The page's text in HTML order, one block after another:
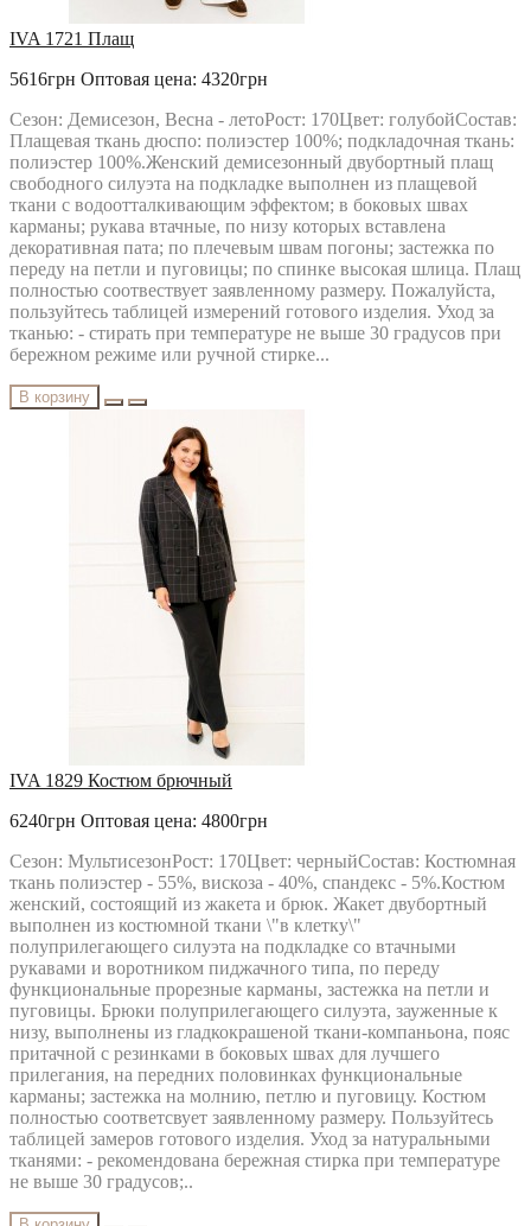
IVA 1721 Плащ
5616грн Оптовая цена: 4320грн
Сезон: Демисезон, Весна - летоРост: 170Цвет: голубойСостав:
Плащевая ткань дюспо: полиэстер 100%; подкладочная ткань:
полиэстер 100%.Женский демисезонный двубортный плащ
свободного силуэта на подкладке выполнен из плащевой
ткани с водоотталкивающим эффектом; в боковых швах
карманы; рукава втачные, по низу которых вставлена
декоративная пата; по плечевым швам погоны; застежка по
переду на петли и пуговицы; по спинке высокая шлица. Плащ
полностью соотвествует заявленному размеру. Пожалуйста,
пользуйтесь таблицей измерений готового изделия. Уход за
тканью: - стирать при температуре не выше 30 градусов при
бережном режиме или ручной стирке...
В корзину
IVA 1829 Костюм брючный
6240грн Оптовая цена: 4800грн
Сезон: МультисезонРост: 170Цвет: черныйСостав: Костюмная
ткань полиэстер - 55%, вискоза - 40%, спандекс - 5%.Костюм
женский, состоящий из жакета и брюк. Жакет двубортный
выполнен из костюмной ткани \"в клетку\"
полуприлегающего силуэта на подкладке со втачными
рукавами и воротником пиджачного типа, по переду
функциональные прорезные карманы, застежка на петли и
пуговицы. Брюки полуприлегающего силуэта, зауженные к
низу, выполнены из гладкокрашеной ткани-компаньона, пояс
притачной с резинками в боковых швах для лучшего
прилегания, на передних половинках функциональные
карманы; застежка на молнию, петлю и пуговицу. Костюм
полностью соответсвует заявленному размеру. Пользуйтесь
таблицей замеров готового изделия. Уход за натуральными
тканями: - рекомендована бережная стирка при температуре
не выше 30 градусов;..